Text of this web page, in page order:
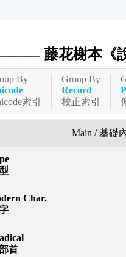
藤花榭本《
By
索引
Group By
Record
校正索引
Main / 基礎
Char.
首